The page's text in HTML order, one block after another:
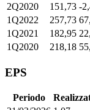
2Q2020
151,73 -
1Q2022
257,73
1Q2021
182,95
1Q2020
218,18
EPS
Periodo